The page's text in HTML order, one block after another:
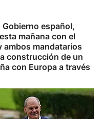
español,
mañana con el
ambos mandatarios
construcción de un
con Europa a través